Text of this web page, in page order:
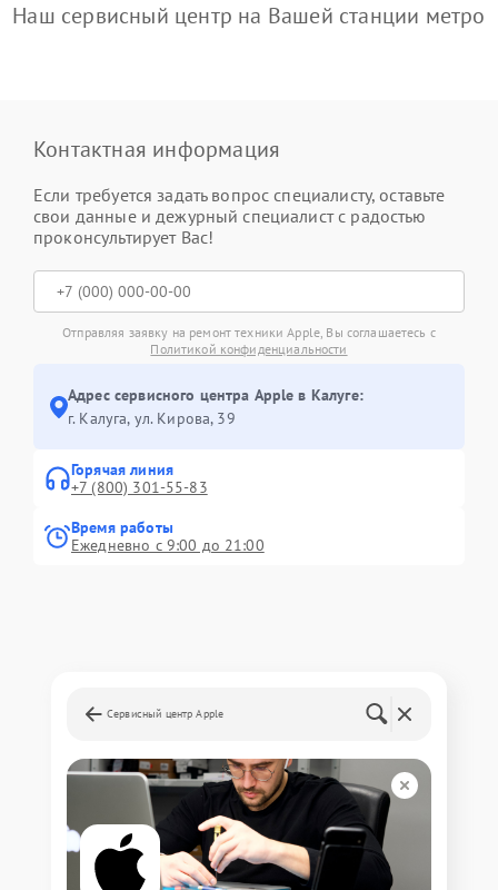
Наш сервисный центр на Вашей станции метро
Контактная информация
Если требуется задать вопрос специалисту, оставьте
свои данные и дежурный специалист с радостью
проконсультирует Вас!
Отправляя заявку на ремонт техники Apple, Вы соглашаетесь с
Политикой конфиденциальности
Адрес сервисного центра Apple в Калуге:
г. Калуга, ул. Кирова, 39
Горячая линия
+7 (800) 301-55-83
Время работы
Ежедневно с 9:00 до 21:00
Сервисный центр Apple